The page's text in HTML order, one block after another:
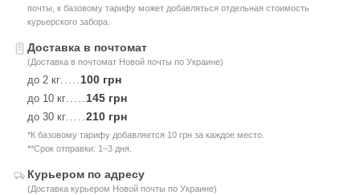
почты, к базовому тарифу может добавляться отдельная стоимость
курьерского забора.
Доставка в почтомат
(Доставка в почтомат Новой почты по Украине)
до 2 кг 100 грн
до 10 кг 145 грн
до 30 кг 210 грн
*К базовому тарифу добавляется 10 грн за каждое место.
**Срок отправки: 1–3 дня.
Курьером по адресу
(Доставка курьером Новой почты по Украине)